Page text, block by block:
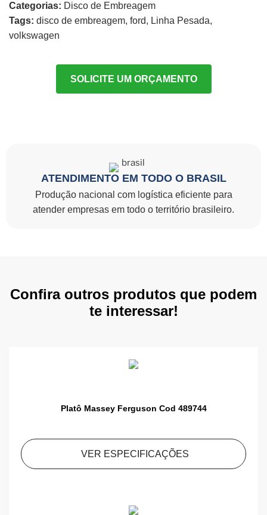
Categorias: Disco de Embreagem
Tags: disco de embreagem, ford, Linha Pesada,
volkswagen
SOLICITE UM ORÇAMENTO
ATENDIMENTO EM TODO O BRASIL
Produção nacional com logística eficiente para
atender empresas em todo o território brasileiro.
Confira outros produtos que podem
te interessar!
Platô Massey Ferguson Cod 489744
VER ESPECIFICAÇÕES